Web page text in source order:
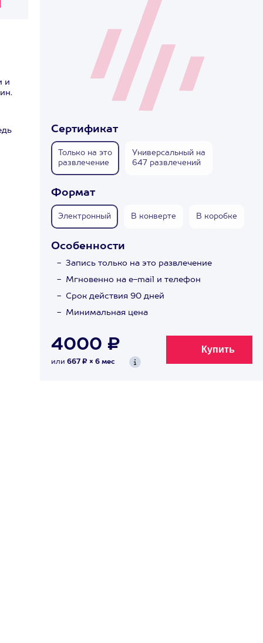
и
Сертификат
Только на это
развлечение
Универсальный на
647 развлечений
Формат
Электронный В конверте В коробке
Особенности
Запись только на это развлечение
Мгновенно на e-mail и телефон
Срок действия 90 дней
Минимальная цена
4000 ₽
или 667 ₽ × 6 мес